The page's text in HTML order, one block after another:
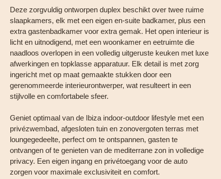
Deze zorgvuldig ontworpen duplex beschikt over twee ruime
slaapkamers, elk met een eigen en-suite badkamer, plus een
extra gastenbadkamer voor extra gemak. Het open interieur is
licht en uitnodigend, met een woonkamer en eetruimte die
naadloos overlopen in een volledig uitgeruste keuken met luxe
afwerkingen en topklasse apparatuur. Elk detail is met zorg
ingericht met op maat gemaakte stukken door een
gerenommeerde interieurontwerper, wat resulteert in een
stijlvolle en comfortabele sfeer.
Geniet optimaal van de Ibiza indoor-outdoor lifestyle met een
privézwembad, afgesloten tuin en zonovergoten terras met
loungegedeelte, perfect om te ontspannen, gasten te
ontvangen of te genieten van de mediterrane zon in volledige
privacy. Een eigen ingang en privétoegang voor de auto
zorgen voor maximale exclusiviteit en comfort.